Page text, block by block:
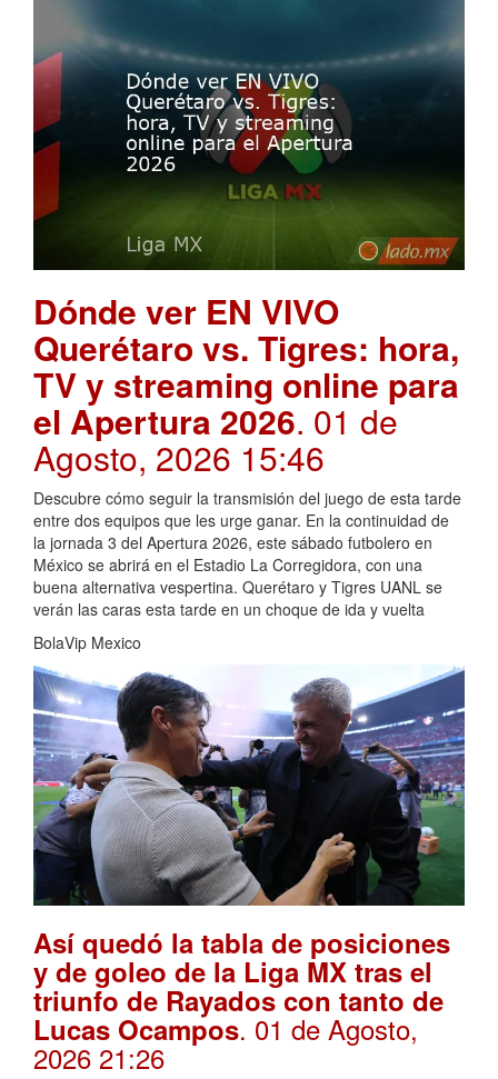
Dónde ver EN VIVO
Querétaro vs. Tigres: hora,
TV y streaming online para
el Apertura 2026. 01 de
Agosto, 2026 15:46
Descubre cómo seguir la transmisión del juego de esta tarde
entre dos equipos que les urge ganar. En la continuidad de
la jornada 3 del Apertura 2026, este sábado futbolero en
México se abrirá en el Estadio La Corregidora, con una
buena alternativa vespertina. Querétaro y Tigres UANL se
verán las caras esta tarde en un choque de ida y vuelta
BolaVip Mexico
Así quedó la tabla de posiciones
y de goleo de la Liga MX tras el
triunfo de Rayados con tanto de
Lucas Ocampos. 01 de Agosto,
2026 21:26